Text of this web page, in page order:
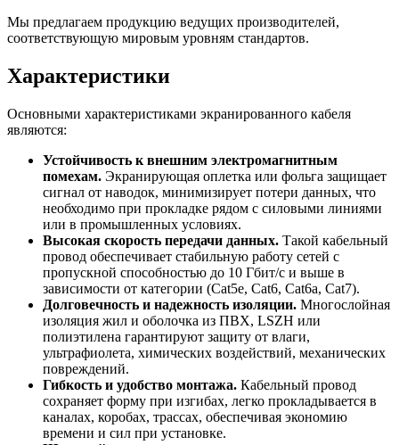
Мы предлагаем продукцию ведущих производителей,
соответствующую мировым уровням стандартов.
Характеристики
Основными характеристиками экранированного кабеля
являются:
Устойчивость к внешним электромагнитным
помехам. Экранирующая оплетка или фольга защищает
сигнал от наводок, минимизирует потери данных, что
необходимо при прокладке рядом с силовыми линиями
или в промышленных условиях.
Высокая скорость передачи данных. Такой кабельный
провод обеспечивает стабильную работу сетей с
пропускной способностью до 10 Гбит/с и выше в
зависимости от категории (Cat5e, Cat6, Cat6a, Cat7).
Долговечность и надежность изоляции. Многослойная
изоляция жил и оболочка из ПВХ, LSZH или
полиэтилена гарантируют защиту от влаги,
ультрафиолета, химических воздействий, механических
повреждений.
Гибкость и удобство монтажа. Кабельный провод
сохраняет форму при изгибах, легко прокладывается в
каналах, коробах, трассах, обеспечивая экономию
времени и сил при установке.